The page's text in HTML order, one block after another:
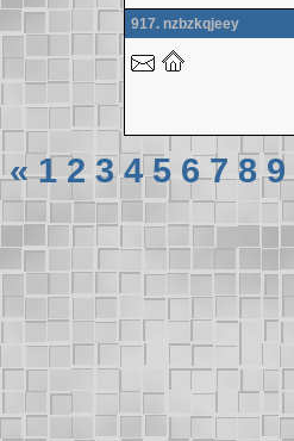
917. nzbzkqjeey
« 1 2 3 4 5 6 7 8 9